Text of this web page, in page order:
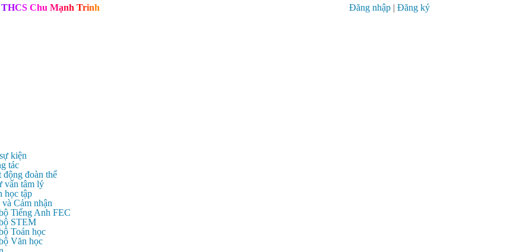
THCS Chu Mạnh Trinh Đăng nhập | Đăng ký
kiện
tác
động đoàn thể
vấn tâm lý
học tập
và Cảm nhận
Tiếng Anh FEC
STEM
Toán học
Văn học